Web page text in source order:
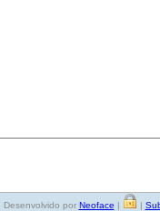
Desenvolvido por Neoface | |